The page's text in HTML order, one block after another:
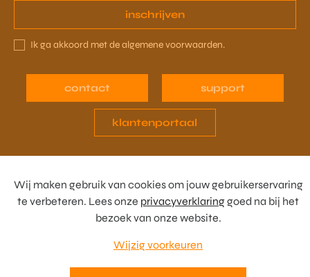
© 2025 Qastan
inschrijven
Ik ga akkoord met de algemene voorwaarden.
contact support
klantenportaal
Wij maken gebruik van cookies om jouw gebruikerservaring
te verbeteren. Lees onze privacyverklaringgoed na bij het
bezoek van onze website.
Wijzig voorkeuren